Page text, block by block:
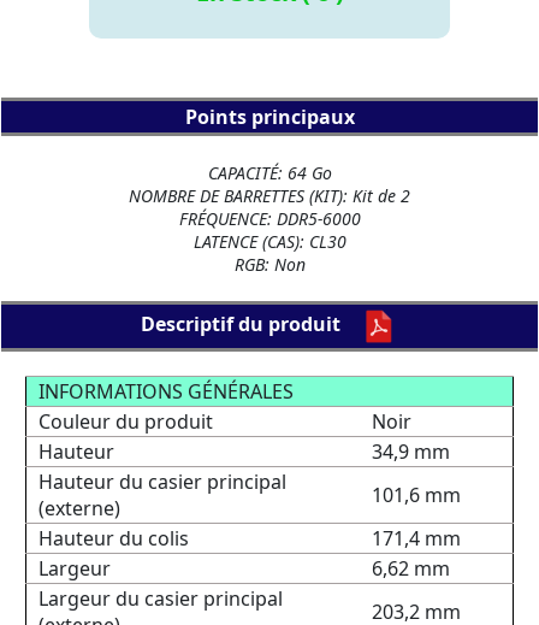
Points principaux
CAPACITÉ: 64 Go
NOMBRE DE BARRETTES (KIT): Kit de 2
FRÉQUENCE: DDR5-6000
LATENCE (CAS): CL30
RGB: Non
Descriptif du produit
INFORMATIONS GÉNÉRALES
Couleur du produit
Noir
Hauteur
34,9 mm
Hauteur du casier principal
(externe)
101,6 mm
Hauteur du colis
171,4 mm
Largeur
6,62 mm
Largeur du casier principal
203,2 mm